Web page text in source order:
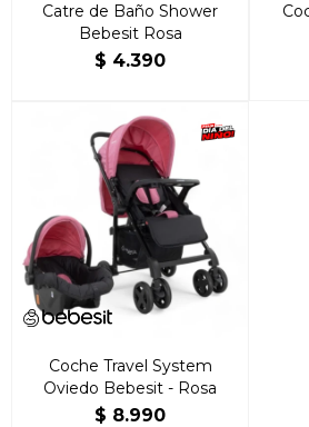
Catre de Baño Shower
Bebesit Rosa
$ 4.390
Coche Travel System
Oviedo Bebesit - Rosa
$ 8.990